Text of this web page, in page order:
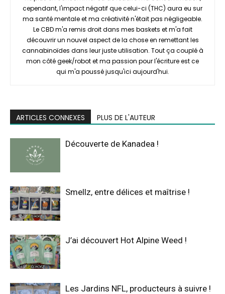
cependant, l'impact négatif que celui-ci (THC) aura eu sur
ma santé mentale et ma créativité n'était pas négligeable.
Le CBD m'a remis droit dans mes baskets et m'a fait
découvrir un nouvel aspect de la chose en remettant les
cannabinoïdes dans leur juste utilisation. Tout ça couplé à
mon côté geek/robot et ma passion pour l'écriture est ce
qui m'a poussé jusqu'ici aujourd'hui.
ARTICLES CONNEXES PLUS DE L'AUTEUR
Découverte de Kanadea !
Smellz, entre délices et maîtrise !
J’ai découvert Hot Alpine Weed !
Les Jardins NFL, producteurs à suivre !